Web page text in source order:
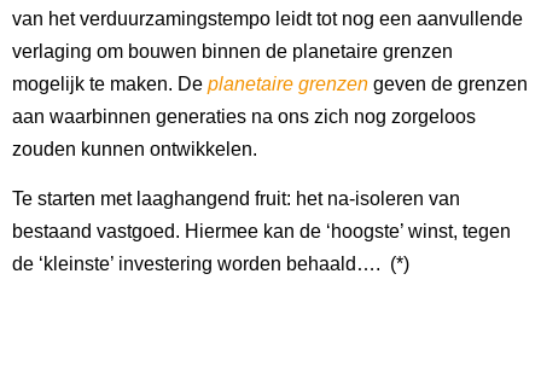
van het verduurzamingstempo leidt tot nog een aanvullende
verlaging om bouwen binnen de planetaire grenzen
mogelijk te maken. De planetaire grenzen geven de grenzen
aan waarbinnen generaties na ons zich nog zorgeloos
zouden kunnen ontwikkelen.
Te starten met laaghangend fruit: het na-isoleren van
bestaand vastgoed. Hiermee kan de ‘hoogste’ winst, tegen
de ‘kleinste’ investering worden behaald…. (*)